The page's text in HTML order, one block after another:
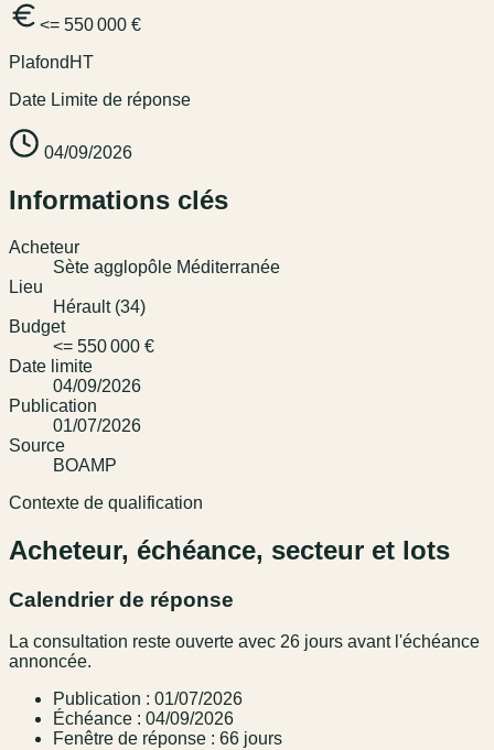
<= 550 000 €
Plafond HT
Date Limite de réponse
04/09/2026
Informations clés
Acheteur
Sète agglopôle Méditerranée
Lieu
Hérault (34)
Budget
<= 550 000 €
Date limite
04/09/2026
Publication
01/07/2026
Source
BOAMP
Contexte de qualification
Acheteur, échéance, secteur et lots
Calendrier de réponse
La consultation reste ouverte avec 26 jours avant l'échéance
annoncée.
Publication : 01/07/2026
Échéance : 04/09/2026
Fenêtre de réponse : 66 jours